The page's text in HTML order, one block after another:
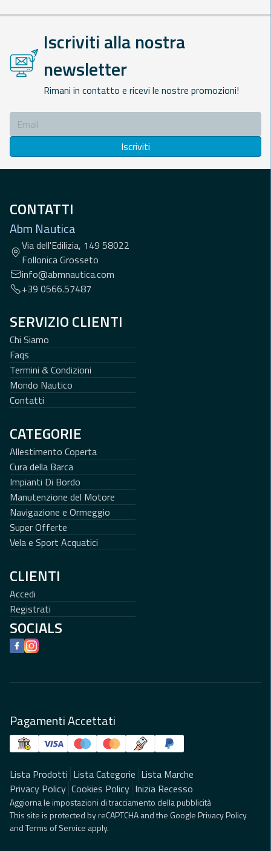
Precedente
Successivo
Iscriviti alla nostra
newsletter
Rimani in contatto e ricevi le nostre promozioni!
Iscriviti
CONTATTI
Abm Nautica
Via dell'Edilizia, 149 58022
Follonica Grosseto
info@abmnautica.com
+39 0566.57487
SERVIZIO CLIENTI
Chi Siamo
Faqs
Termini & Condizioni
Mondo Nautico
Contatti
CATEGORIE
Allestimento Coperta
Cura della Barca
Impianti Di Bordo
Manutenzione del Motore
Navigazione e Ormeggio
Super Offerte
Vela e Sport Acquatici
CLIENTI
Accedi
Registrati
SOCIALS
Facebook
Instagram
Pagamenti Accettati
Lista Prodotti Lista Categorie Lista Marche
Privacy Policy Cookies Policy Inizia Recesso
Aggiorna le impostazioni di tracciamento della pubblicità
This site is protected by reCAPTCHA and the GooglePrivacy Policy
andTerms of Service apply.